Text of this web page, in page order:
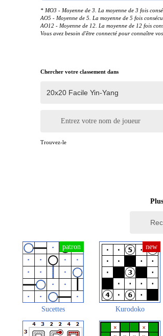
* MO3 - Moyenne de 3. La moyenne de 3 fois
AO5 - Moyenne de 5. La moyenne de 5 fois
AO12 - Moyenne de 12. La moyenne de 12 fois
Vous avez besoin d'être connecté pour connaître
Chercher votre classement dans
Entrez votre nom de joueur
Trouvez-le
Sucettes Kurodoko